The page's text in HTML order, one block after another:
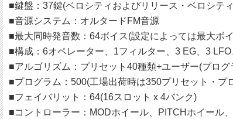
■鍵盤：37鍵(ベロシティおよびリリース・ベロシテ
■音源システム：オルタードFM音源
■最大同時発音数：64ボイス(設定によっては最大ボ
■構成：6オペレーター、1フィルター、3 EG、3
■アルゴリズム：プリセット40種類+ユーザー(プロ
■プログラム：500(工場出荷時は350プリセット・プ
■フェイバリット：64(16スロット x 4バンク)
■コントローラー：MODホイール、PITCHホイール